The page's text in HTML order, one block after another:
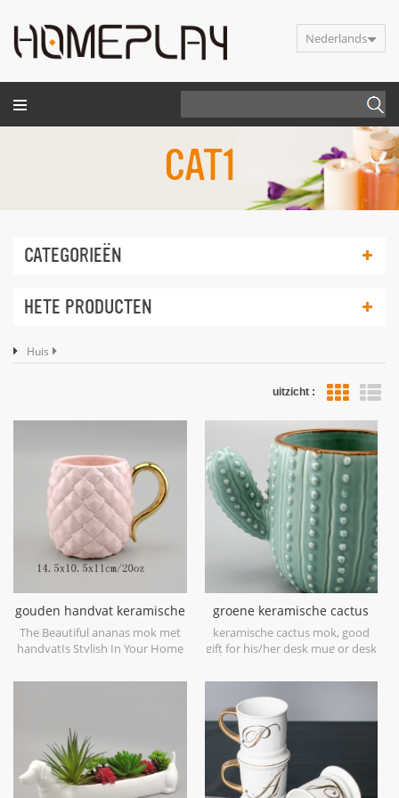
Nederlands
CAT1
CATEGORIEËN
HETE PRODUCTEN
Huis
uitzicht :
gouden handvat keramische
ananas mok
The Beautiful ananas mok met
handvatIs Stylish In Your Home
groene keramische cactus
mok fabrikant
keramische cactus mok, good
gift for his/her desk mug or desk